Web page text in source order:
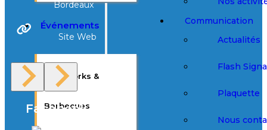
Événements
Afterworks &
Barbecues
Communication
Actualités
Flash
Plaquette
Nous
Bordeaux
Site Web
Facebook